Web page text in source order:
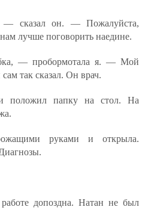
сказал он. — Пожалуйста,
лучше поговорить наедине.
— пробормотала я. — Мой
так сказал. Он врач.
положил папку на стол. На
руками и открыла.
допоздна. Натан не был